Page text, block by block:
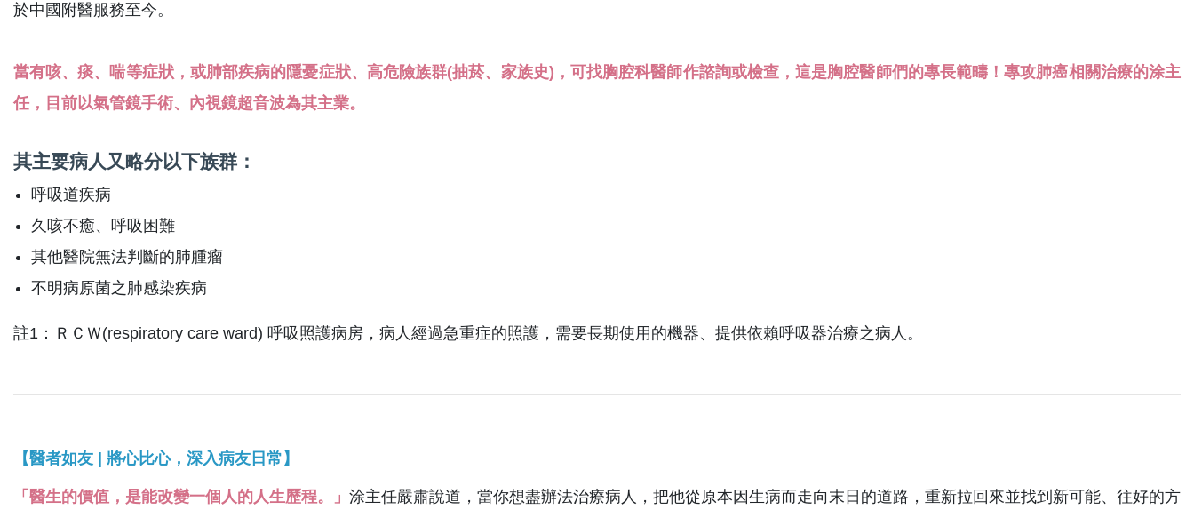
於中國附醫服務至今。
當有咳、痰、喘等症狀，或肺部疾病的隱憂症狀、高危險族群(抽菸、家族史)，可找胸腔科醫師作諮詢或檢查，這是胸腔醫師們的專長範疇！專攻肺癌相關治療的涂主
任，目前以氣管鏡手術、內視鏡超音波為其主業。
其主要病人又略分以下族群：
呼吸道疾病
久咳不癒、呼吸困難
其他醫院無法判斷的肺腫瘤
不明病原菌之肺感染疾病
註1：ＲＣＷ(respiratory care ward) 呼吸照護病房，病人經過急重症的照護，需要長期使用的機器、提供依賴呼吸器治療之病人。
【醫者如友 | 將心比心，深入病友日常】
「醫生的價值，是能改變一個人的人生歷程。」 涂主任嚴肅說道，當你想盡辦法治療病人，把他從原本因生病而走向末日的道路，重新拉回來並找到新可能、往好的方